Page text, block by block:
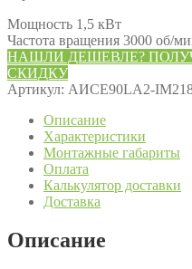
Мощность 1,5 кВт
Частота вращения 3000 об/
НАШЛИ ДЕШЕВЛЕ?
СКИДКУ
Артикул: АИСЕ90LA2-
Описание
Характеристики
Монтажные габариты
Оплата
Калькулятор доставки
Доставка
Описание